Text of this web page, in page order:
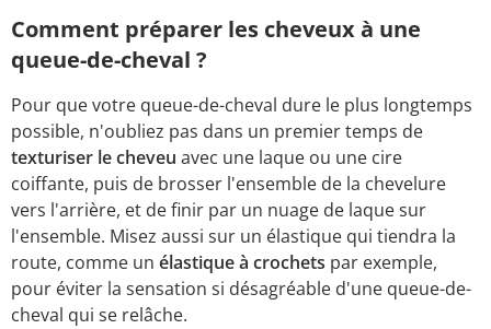
Comment préparer les cheveux à une
queue-de-cheval ?
Pour que votre queue-de-cheval dure le plus longtemps
possible, n'oubliez pas dans un premier temps de
texturiser le cheveu avec une laque ou une cire
coiffante, puis de brosser l'ensemble de la chevelure
vers l'arrière, et de finir par un nuage de laque sur
l'ensemble. Misez aussi sur un élastique qui tiendra la
route, comme un élastique à crochets par exemple,
pour éviter la sensation si désagréable d'une queue-de-
cheval qui se relâche.